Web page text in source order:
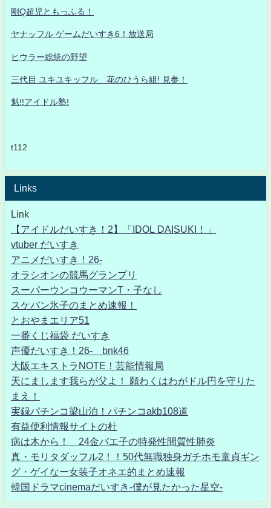
剛Q超児ともっふる！
ヤナッフル ゲームだいすき6！放送局
ヒウラー総統の野望
三代目 ユキユキッフル 花のひうら組! 見参！
魁!!アイドル塾!
t112
Links
Link
【アイドルだいすき！2】「IDOL DAISUKI！」
vtuber だいすき
アニメだいすき！26-
オラシオンの競馬グランプリ
スーパーウンコウーマンT・子なし
スケバン氷子のまとめ速報！
とおやまエリア51
一番くじ福袋 だいすき
声優だいすき！26- bnk46
大阪エキストラNOTE！芸能情報局
天にまします我らが父よ！ 願わくはわがドル円を守りた
まえ！
実録パチンコ梁山泊！パチンコakb108道
有益便利情報サイトの杜
病は木から！ 24金バエ子の特発性間質性肺炎
真・モリタダッフル2！！50代無職独身ガチホモ童貞ギン
グ・ゲイなー女装子オネエ的まとめ速報
韓国ドラマcinemaだいすき-僕が見たかった星空-